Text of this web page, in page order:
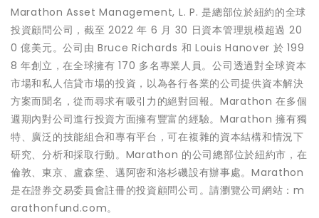
Marathon Asset Management, L. P. 是總部位於紐約的全球
投資顧問公司，截至 2022 年 6 月 30 日資本管理規模超過 20
0 億美元。公司由 Bruce Richards 和 Louis Hanover 於 199
8 年創立，在全球擁有 170 多名專業人員。公司透過對全球資本
市場和私人信貸市場的投資，以為各行各業的公司提供資本解決
方案而聞名，從而尋求有吸引力的絕對回報。Marathon 在多個
週期內對公司進行投資方面擁有豐富的經驗。Marathon 擁有獨
特、廣泛的技能組合和專有平台，可在複雜的資本結構和情況下
研究、分析和採取行動。Marathon 的公司總部位於紐約市，在
倫敦、東京、盧森堡、邁阿密和洛杉磯設有辦事處。Marathon
是在證券交易委員會註冊的投資顧問公司。請瀏覽公司網站：m
arathonfund.com。